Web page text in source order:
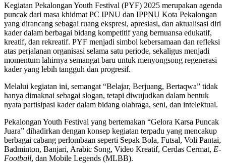
Kegiatan Pekalongan Youth Festival (PYF) 2025 merupakan agenda
puncak dari masa khidmat PC IPNU dan IPPNU Kota Pekalongan
yang dirancang sebagai ruang ekspresi, apresiasi, dan aktualisasi diri
kader dalam berbagai bidang kompetitif yang bernuansa edukatif,
kreatif, dan rekreatif. PYF menjadi simbol kebersamaan dan refleksi
atas perjalanan organisasi selama satu periode, sekaligus menjadi
momentum lahirnya semangat baru untuk menyongsong regenerasi
kader yang lebih tangguh dan progresif.
Melalui kegiatan ini, semangat “Belajar, Berjuang, Bertaqwa” tidak
hanya dimaknai sebagai slogan, tetapi diwujudkan dalam bentuk
nyata partisipasi kader dalam bidang olahraga, seni, dan intelektual.
Pekalongan Youth Festival yang bertemakan “Gelora Karsa Puncak
Juara” dihadirkan dengan konsep kegiatan terpadu yang mencakup
berbagai cabang perlombaan seperti Sepak Bola, Futsal, Voli Pantai,
Badminton, Banjari, Arabic Song, Video Kreatif, Cerdas Cermat, E-
Football, dan Mobile Legends (MLBB).